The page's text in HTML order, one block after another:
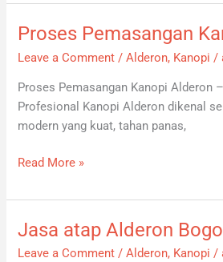
Proses Pemasangan
Leave a Comment /Alderon, Kanopi /
Proses Pemasangan Kanopi Alderon
Profesional Kanopi Alderon dikenal
modern yang kuat, tahan panas,
Proses
Pemasangan
Alderon
Read More »
Jasa atap Alderon
Leave a Comment /Alderon, Kanopi /
Jasa
atap